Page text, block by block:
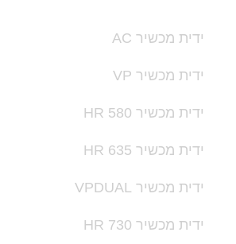
ידית מכשיר AC
ידית מכשיר VP
ידית מכשיר HR 580
ידית מכשיר HR 635
ידית מכשיר VPDUAL
ידית מכשיר HR 730